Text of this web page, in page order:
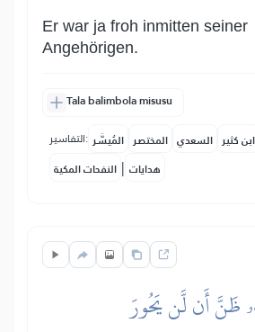
Er war ja froh inmitten seiner
Angehörigen.
Tala balimbola misusu
التفاسير: المُيسَّر المختصر السعدي ابن كثير
النفحات المكية | هدايات
ظَنَّ أَن لَّن يَحُورَ